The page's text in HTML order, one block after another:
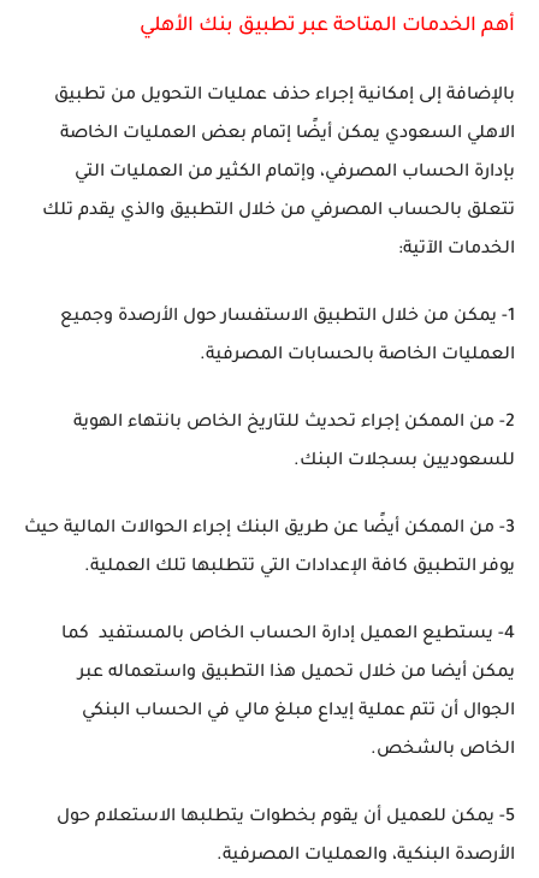
أهم الخدمات المتاحة عبر تطبيق بنك الأهلي
بالإضافة إلى إمكانية إجراء حذف عمليات التحويل من تطبيق
الاهلي السعودي يمكن أيضًا إتمام بعض العمليات الخاصة
بإدارة الحساب المصرفي، وإتمام الكثير من العمليات التي
تتعلق بالحساب المصرفي من خلال التطبيق والذي يقدم تلك
الخدمات الآتية:
1- يمكن من خلال التطبيق الاستفسار حول الأرصدة وجميع
العمليات الخاصة بالحسابات المصرفية.
2- من الممكن إجراء تحديث للتاريخ الخاص بانتهاء الهوية
للسعوديين بسجلات البنك.
3- من الممكن أيضًا عن طريق البنك إجراء الحوالات المالية حيث
يوفر التطبيق كافة الإعدادات التي تتطلبها تلك العملية.
4- يستطيع العميل إدارة الحساب الخاص بالمستفيد كما
يمكن أيضا من خلال تحميل هذا التطبيق واستعماله عبر
الجوال أن تتم عملية إيداع مبلغ مالي في الحساب البنكي
الخاص بالشخص.
5- يمكن للعميل أن يقوم بخطوات يتطلبها الاستعلام حول
الأرصدة البنكية، والعمليات المصرفية.